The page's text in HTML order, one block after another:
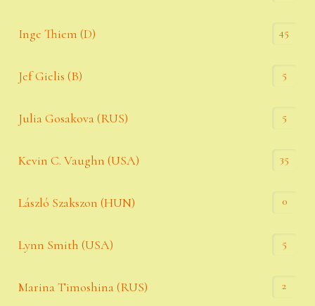
Inge Thiem (D) 45
Jef Gielis (B) 5
Julia Gosakova (RUS) 5
Kevin C. Vaughn (USA) 35
László Szakszon (HUN) 0
Lynn Smith (USA) 5
Marina Timoshina (RUS) 2